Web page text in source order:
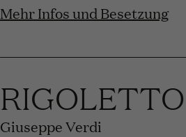
Mehr Infos und Besetzung
RIGOLETTO
Giuseppe Verdi